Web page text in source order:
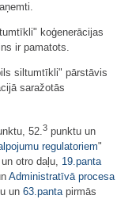
koģenerācijas
ir pamatots.
siltumtīkli" pārstāvis
saražotās
52.3 punktu un
regulatoriem"
otro daļu, 19.panta
Administratīvā procesa
un 63.pantapirmās